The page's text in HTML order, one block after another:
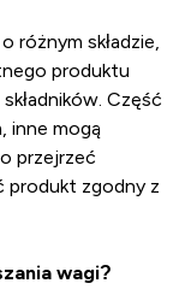
składzie,
produktu
Część
inne mogą
przejrzeć
produkt zgodny z
wagi?